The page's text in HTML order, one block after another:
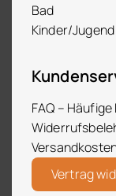
Bad
Kinder/Jugend
FAQ –
Vertrag